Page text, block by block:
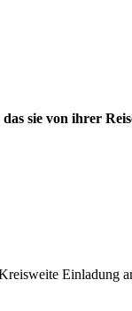
sie von ihrer
Einladung